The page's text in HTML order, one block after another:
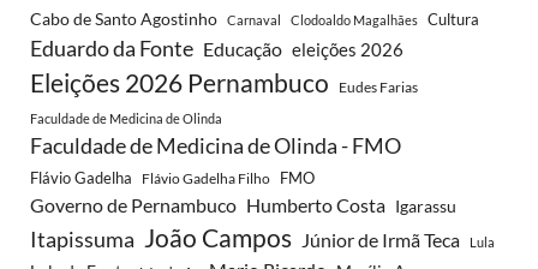
Cabo de Santo Agostinho Carnaval Clodoaldo Magalhães Cultura
Eduardo da Fonte Educação eleições 2026
Eleições 2026 Pernambuco Eudes Farias
Faculdade de Medicina de Olinda
Faculdade de Medicina de Olinda - FMO
Flávio Gadelha Flávio Gadelha Filho FMO
Governo de Pernambuco Humberto Costa Igarassu
Itapissuma João Campos Júnior de Irmã Teca Lula